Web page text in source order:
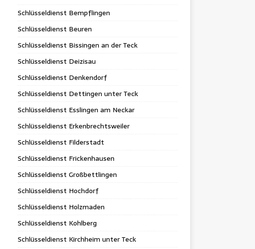
Schlüsseldienst Bempflingen
Schlüsseldienst Beuren
Schlüsseldienst Bissingen an der Teck
Schlüsseldienst Deizisau
Schlüsseldienst Denkendorf
Schlüsseldienst Dettingen unter Teck
Schlüsseldienst Esslingen am Neckar
Schlüsseldienst Erkenbrechtsweiler
Schlüsseldienst Filderstadt
Schlüsseldienst Frickenhausen
Schlüsseldienst Großbettlingen
Schlüsseldienst Hochdorf
Schlüsseldienst Holzmaden
Schlüsseldienst Kohlberg
Schlüsseldienst Kirchheim unter Teck